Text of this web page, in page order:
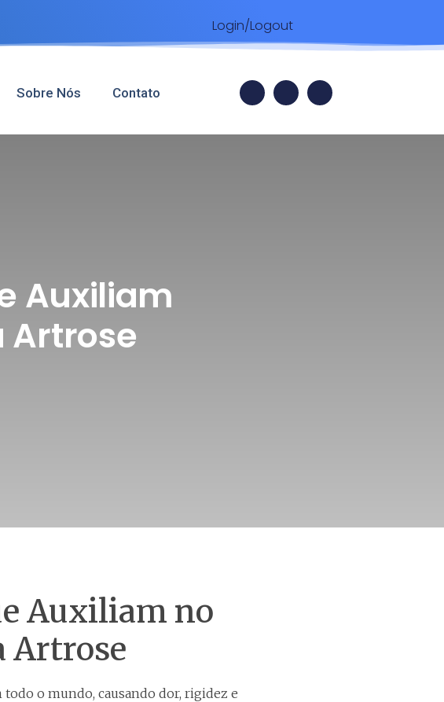
Login/Logout
Sobre Nós Contato
Auxiliam
Artrose
Auxiliam no
Artrose
o mundo, causando dor, rigidez e